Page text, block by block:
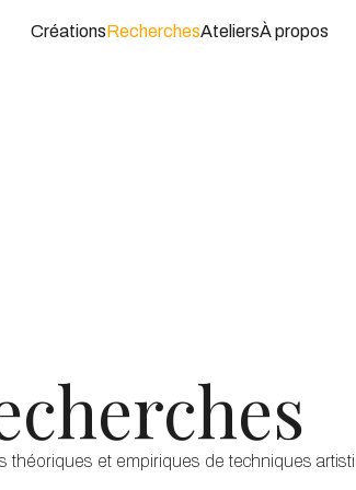
CréationsRecherchesAteliersÀ propos
théoriques et empiriques de techniques